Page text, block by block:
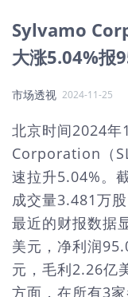
Sylvamo
大涨5.04%报
市场透视 2024-11-25
北京时间2024
Corporation（
速拉升5.04%。
成交量3.481万
最近的财报数据
美元，净利润
元，毛利2.26亿
方面，在所有3